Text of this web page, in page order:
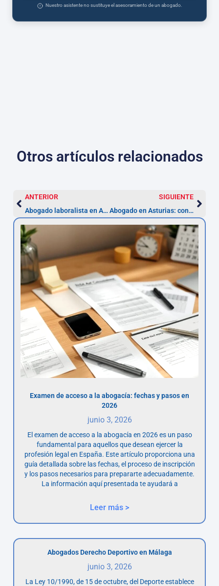
Nuestro asistente no sustituye el asesoramiento de un abogado.
Otros artículos relacionados
ANTERIOR
Abogado laboralista en Asturias: consulta por despido
SIGUIENTE
Abogado en Asturias: constitución y estatutos mercantiles
Examen de acceso a la abogacía: fechas y pasos en
2026
junio 3, 2026
El examen de acceso a la abogacía en 2026 es un paso
fundamental para aquellos que desean ejercer la
profesión legal en España. Este artículo proporciona una
guía detallada sobre las fechas, el proceso de inscripción
y los pasos necesarios para prepararte adecuadamente.
La información aquí presentada te ayudará a
Leer más >
Abogados Derecho Deportivo en Málaga
junio 3, 2026
La Ley 10/1990, de 15 de octubre, del Deporte establece